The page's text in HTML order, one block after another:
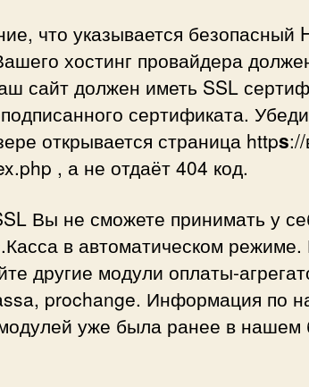
что указывается безопасный
хостинг провайдера
сайт должен иметь SSL
сертификата.
открывается страница https
, а не отдаёт 404 код.
Вы не сможете принимать у
в автоматическом
другие модули оплаты-
prochange. Информация по
уже была ранее в нашем